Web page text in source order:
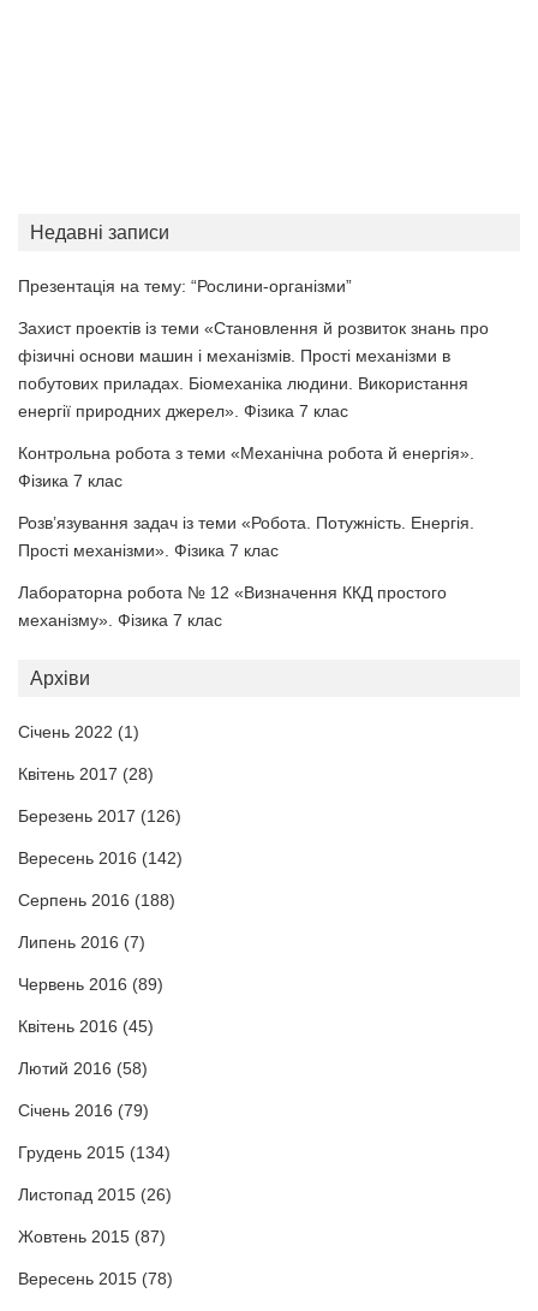
Недавні записи
Презентація на тему: “Рослини-організми”
Захист проектів із теми «Становлення й розвиток знань про
фізичні основи машин і механізмів. Прості механізми в
побутових приладах. Біомеханіка людини. Використання
енергії природних джерел». Фізика 7 клас
Контрольна робота з теми «Механічна робота й енергія».
Фізика 7 клас
Розв’язування задач із теми «Робота. Потужність. Енергія.
Прості механізми». Фізика 7 клас
Лабораторна робота № 12 «Визначення ККД простого
механізму». Фізика 7 клас
Архіви
Січень 2022 (1)
Квітень 2017 (28)
Березень 2017 (126)
Вересень 2016 (142)
Серпень 2016 (188)
Липень 2016 (7)
Червень 2016 (89)
Квітень 2016 (45)
Лютий 2016 (58)
Січень 2016 (79)
Грудень 2015 (134)
Листопад 2015 (26)
Жовтень 2015 (87)
Вересень 2015 (78)